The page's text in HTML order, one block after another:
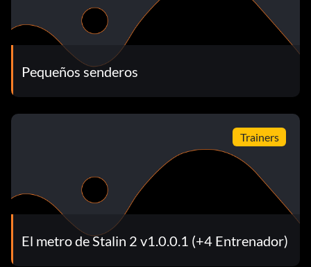
Pequeños senderos
Trainers
El metro de Stalin 2 v1.0.0.1 (+4 Entrenador)